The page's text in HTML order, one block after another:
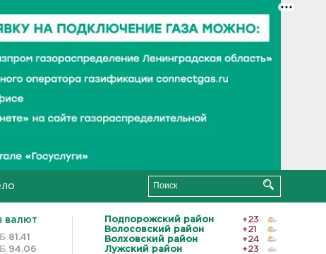
валют
81.41
94.06
Подпорожский район
+23
Волосовский район
+21
Волховский район
+24
Лужский район
+23